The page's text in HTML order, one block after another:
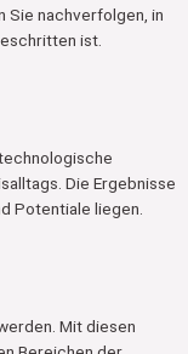
Sie nachverfolgen, in
ist.
Die Ergebnisse
Potentiale liegen.
Mit diesen